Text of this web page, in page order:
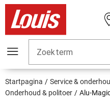
Zoekterm
Startpagina Service &
Onderhoud & politoer
Alu-